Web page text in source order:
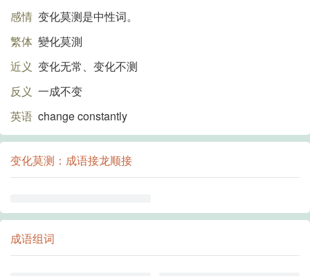
感情 变化莫测是中性词。
繁体 變化莫測
近义 变化无常、变化不测
反义 一成不变
英语 change constantly
变化莫测：成语接龙顺接
成语组词